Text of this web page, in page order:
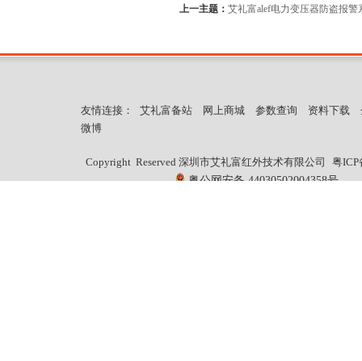
上一主题： 艾礼富alef电力变压器防盗报警
友情连接： 艾礼富备站 网上商城 参数查询 资料下载
微博
Copyright Reserved 深圳市艾礼富红外技术有限公司 粤ICP
粤公网安备 44030502004358号